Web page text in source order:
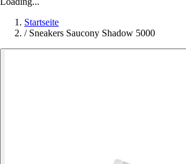
Startseite
/ Sneakers Saucony Shadow 5000